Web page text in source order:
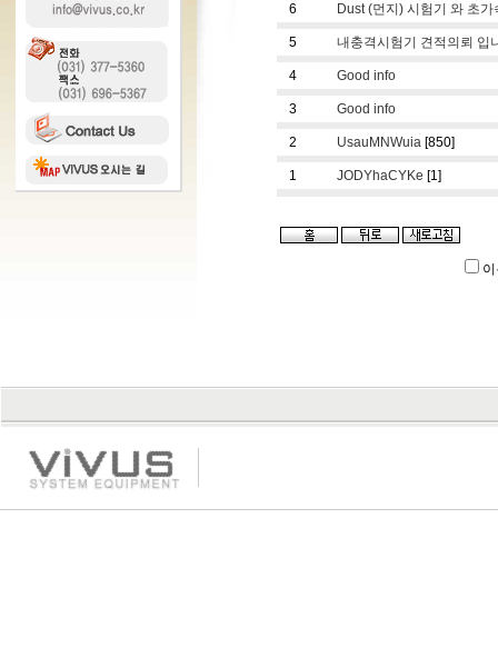
6 Dust (먼지) 시험기 와 초
5 내충격시험기 견적의뢰 입
4 Good info
3 Good info
2 UsauMNWuia[850]
1 JODYhaCYKe [1]